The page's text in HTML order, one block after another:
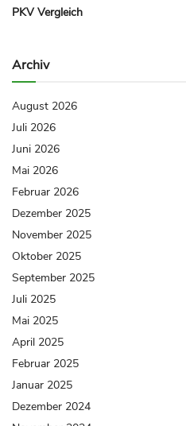
PKV Vergleich
Archiv
August 2026
Juli 2026
Juni 2026
Mai 2026
Februar 2026
Dezember 2025
November 2025
Oktober 2025
September 2025
Juli 2025
Mai 2025
April 2025
Februar 2025
Januar 2025
Dezember 2024